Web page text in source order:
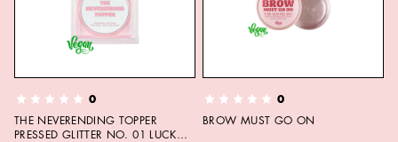
0
THE NEVERENDING TOPPER
PRESSED GLITTER NO. 01 LUCK
0
BROW MUST GO ON